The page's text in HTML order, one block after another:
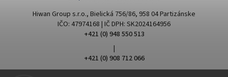
Hiwan Group s.r.o., Bielická 756/86, 958 04 Partizánske
IČO: 47974168 | IČ DPH: SK2024164956
+421 (0) 948 550 513
|
+421 (0) 908 712 066
hiwangroup@hiwangroup.com